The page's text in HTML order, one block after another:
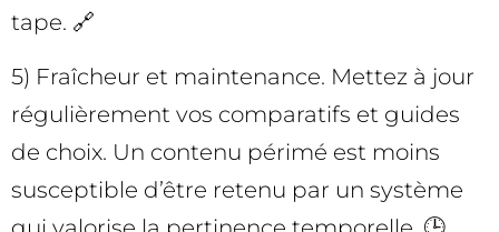
tape. 🔗
5) Fraîcheur et maintenance. Mettez à jour
régulièrement vos comparatifs et guides
de choix. Un contenu périmé est moins
susceptible d’être retenu par un système